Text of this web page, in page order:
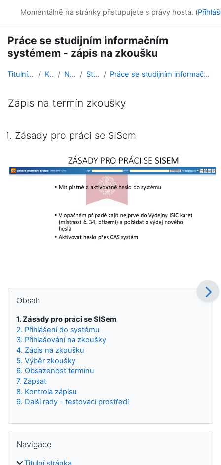
Online kurzy
Momentálně na stránky přistupujete s právy hosta. (
Práce se studijním informačním
systémem - zápis na zkoušku
Titulní stránka Kurzy Návody Student Práce se studijním informačním systémem - zápis na...
Zápis na termín zkoušky
1. Zásady pro práci se SISem
Obsah
1. Zásady pro práci se SISem
2. Přihlášení do systému
3. Přihlašování na zkoušky
4. Zápis na zkoušku
5. Výběr zkoušky
6. Obsazenost termínu
7. Zapsat
8. Kontrola zápisu
9. Další rady - testovací prostředí
Navigace
Titulní stránka